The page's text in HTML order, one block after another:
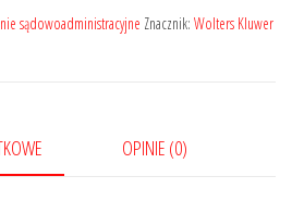
sądowoadministracyjne Znacznik: Wolters Kluwer
OPINIE (0)